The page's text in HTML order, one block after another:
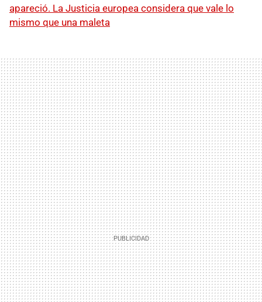
apareció. La Justicia europea considera que vale lo
mismo que una maleta